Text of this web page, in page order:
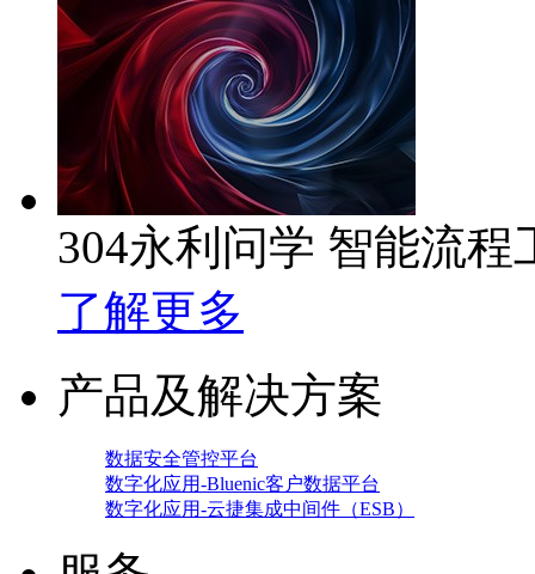
304永利问学 智能流程
了解更多
产品及解决方案
数据安全管控平台
数字化应用-Bluenic客户数据平台
数字化应用-云捷集成中间件（ESB）